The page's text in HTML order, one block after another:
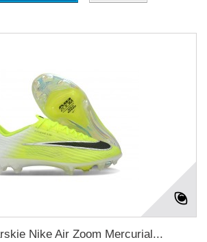
Nike Air Zoom Mercurial...